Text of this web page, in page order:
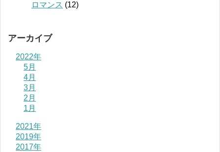
ロマンス (12)
アーカイブ
2022年
5月
4月
3月
2月
1月
2021年
2019年
2017年